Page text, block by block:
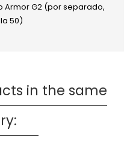
Armor G2 (por separado,
50)
in the same